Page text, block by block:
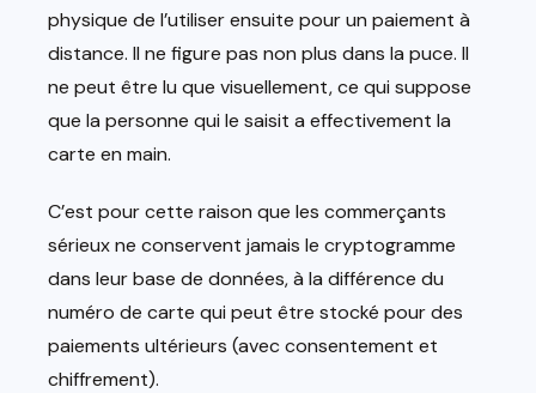
physique de l’utiliser ensuite pour un paiement à
distance. Il ne figure pas non plus dans la puce. Il
ne peut être lu que visuellement, ce qui suppose
que la personne qui le saisit a effectivement la
carte en main.
C’est pour cette raison que les commerçants
sérieux ne conservent jamais le cryptogramme
dans leur base de données, à la différence du
numéro de carte qui peut être stocké pour des
paiements ultérieurs (avec consentement et
chiffrement).